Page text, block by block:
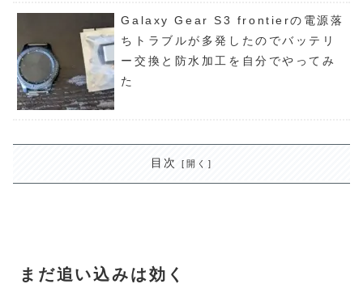
Galaxy Gear S3 frontierの電源落
ちトラブルが多発したのでバッテリ
ー交換と防水加工を自分でやってみ
た
目次
まだ追い込みは効く